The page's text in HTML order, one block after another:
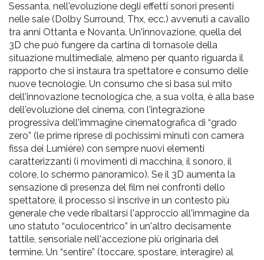
Sessanta, nell'evoluzione degli effetti sonori presenti
nelle sale (Dolby Surround, Thx, ecc.) avvenuti a cavallo
tra anni Ottanta e Novanta. Un'innovazione, quella del
3D che può fungere da cartina di tornasole della
situazione multimediale, almeno per quanto riguarda il
rapporto che si instaura tra spettatore e consumo delle
nuove tecnologie. Un consumo che si basa sul mito
dell'innovazione tecnologica che, a sua volta, è alla base
dell'evoluzione del cinema, con l'integrazione
progressiva dell'immagine cinematografica di “grado
zero” (le prime riprese di pochissimi minuti con camera
fissa dei Lumiére) con sempre nuovi elementi
caratterizzanti (i movimenti di macchina, il sonoro, il
colore, lo schermo panoramico). Se il 3D aumenta la
sensazione di presenza del film nei confronti dello
spettatore, il processo si inscrive in un contesto più
generale che vede ribaltarsi l'approccio all'immagine da
uno statuto “oculocentrico” in un'altro decisamente
tattile, sensoriale nell'accezione più originaria del
termine. Un “sentire” (toccare, spostare, interagire) al